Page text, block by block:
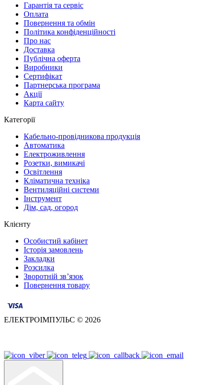
Гарантія та сервіс
Оплата
Повернення та обмін
Політика конфіденційності
Про нас
Доставка
Публічна оферта
Виробники
Сертифікат
Партнерська програма
Акції
Карта сайту
Категорії
Кабельно-провідникова продукція
Автоматика
Електроживлення
Розетки, вимикачі
Освітлення
Кліматична техніка
Вентиляційні системи
Інструмент
Дім, сад, огород
Клієнту
Особистий кабінет
Історія замовлень
Закладки
Розсилка
Зворотній зв’язок
Повернення товару
ЕЛЕКТРОІМПУЛЬС © 2026